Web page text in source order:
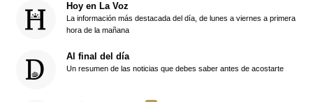
Hoy en La Voz
La información más destacada del día, de lunes a viernes a primera
hora de la mañana
Al final del día
Un resumen de las noticias que debes saber antes de acostarte